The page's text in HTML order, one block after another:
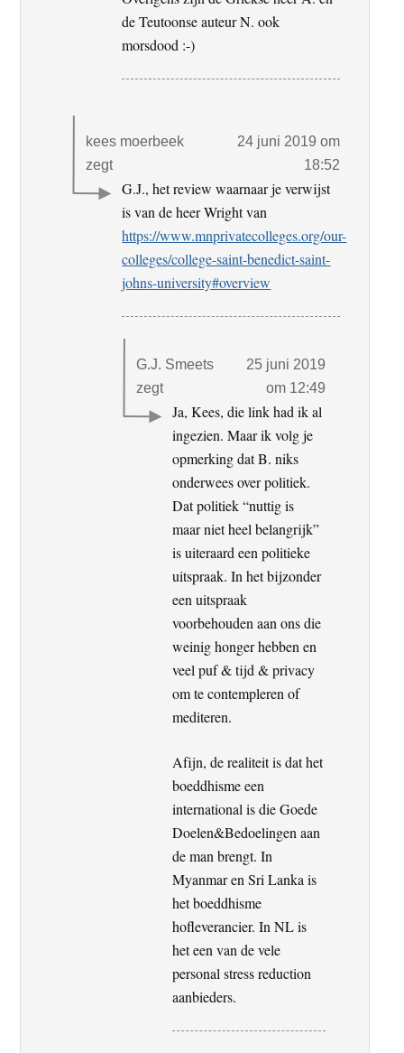
de Teutoonse auteur N. ook
morsdood :-)
kees moerbeek
zegt
24 juni 2019 om
18:52
G.J., het review waarnaar je verwijst
is van de heer Wright van
https://www.mnprivatecolleges.org/our-
colleges/college-saint-benedict-saint-
johns-university#overview
G.J. Smeets
zegt
25 juni 2019
om 12:49
Ja, Kees, die link had ik al
ingezien. Maar ik volg je
opmerking dat B. niks
onderwees over politiek.
Dat politiek “nuttig is
maar niet heel belangrijk”
is uiteraard een politieke
uitspraak. In het bijzonder
een uitspraak
voorbehouden aan ons die
weinig honger hebben en
veel puf & tijd & privacy
om te contempleren of
mediteren.
Afijn, de realiteit is dat het
boeddhisme een
international is die Goede
Doelen&Bedoelingen aan
de man brengt. In
Myanmar en Sri Lanka is
het boeddhisme
hofleverancier. In NL is
het een van de vele
personal stress reduction
aanbieders.